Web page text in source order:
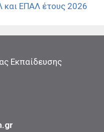
ΕΠΑΛ έτους 2026
Εκπαίδευσης